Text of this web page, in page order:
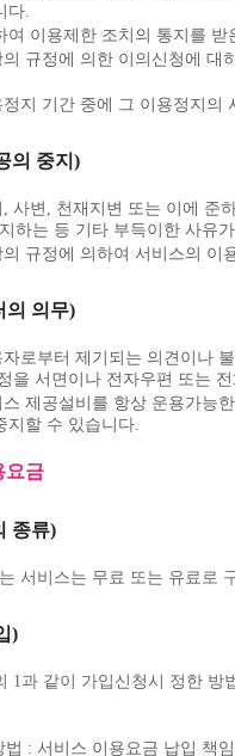
다.
이용제한 조치의 통지를 받
규정에 의한 이의신청에 대
지 기간 중에 그 이용정지의
의 중지)
사변, 천재지변 또는 이에 준
하는 등 기타 부득이한 사유
규정에 의하여 서비스의 이
의 의무)
로부터 제기되는 의견이나
을 서면이나 전자우편 또는
제공설비를 항상 운용가능
지할 수 있습니다.
요금
종류)
서비스는 무료 또는 유료로
)
1과 같이 가입신청시 정한
법 : 서비스 이용요금 납입 책